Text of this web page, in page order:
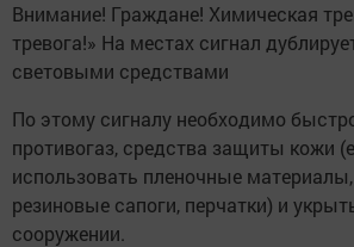
Внимание! Граждане! Химическая
тревога!» На местах сигнал
световыми средствами
По этому сигналу необходимо
противогаз, средства защиты кожи
использовать пленочные
резиновые сапоги, перчатки) и
сооружении.